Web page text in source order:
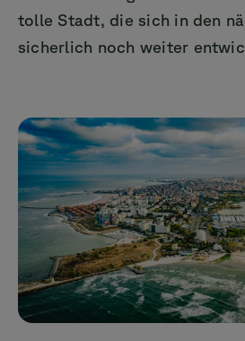
tolle Stadt, die sich in den
sicherlich noch weiter